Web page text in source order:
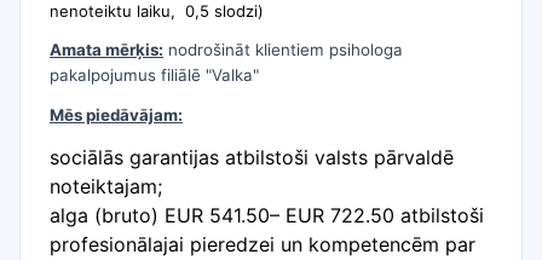
nenoteiktu laiku, 0,5 slodzi)
Amata mērķis: nodrošināt klientiem psihologa
pakalpojumus filiālē "Valka"
Mēs piedāvājam:
sociālās garantijas atbilstoši valsts pārvaldē
noteiktajam;​
alga (bruto) EUR 541.50– EUR 722.50 atbilstoši
profesionālajai pieredzei un kompetencēm par